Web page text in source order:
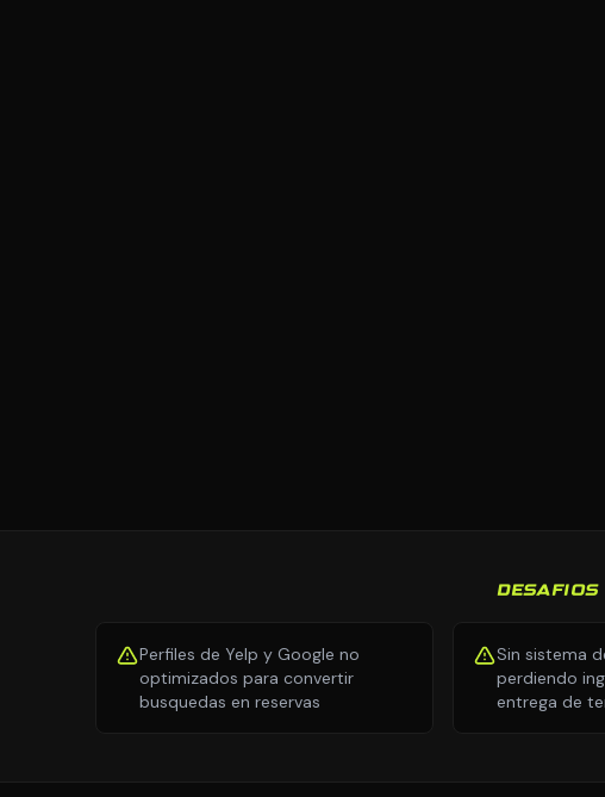
Perfiles de Yelp y Google no
optimizados para convertir
busquedas en reservas
Sin sistema
perdiendo
entrega de